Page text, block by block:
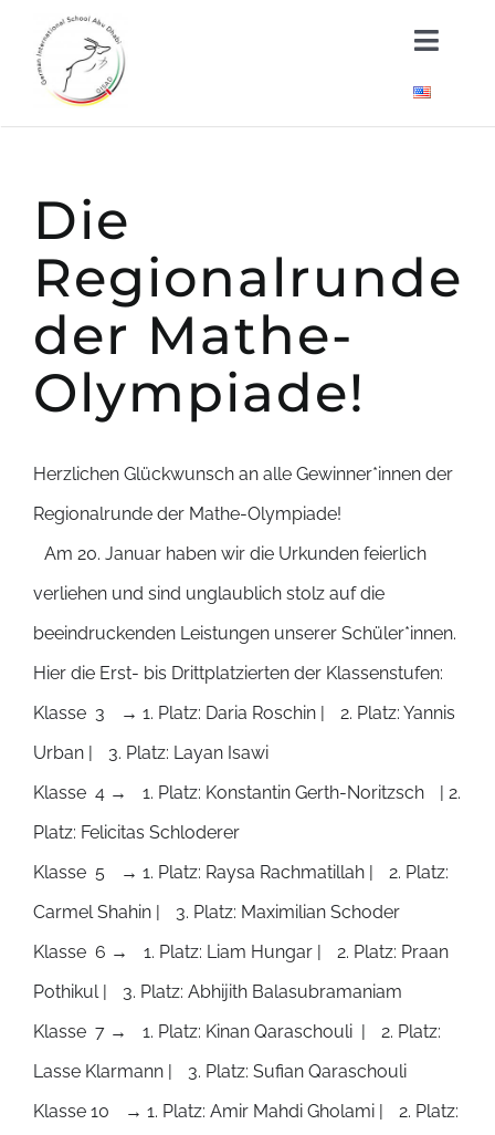
contentÜber uns
Neuigkeiten
Wichtige Dokumente
Die
Regionalrunde
der Mathe-
Olympiade!
Herzlichen Glückwunsch an alle Gewinner*innen der
Regionalrunde der Mathe-Olympiade!
Am 20. Januar haben wir die Urkunden feierlich
verliehen und sind unglaublich stolz auf die
beeindruckenden Leistungen unserer Schüler*innen.
Hier die Erst- bis Drittplatzierten der Klassenstufen:
Klasse 3 → 1. Platz: Daria Roschin | 2. Platz: Yannis
Urban | 3. Platz: Layan Isawi
Klasse 4 → 1. Platz: Konstantin Gerth-Noritzsch | 2.
Platz: Felicitas Schloderer
Klasse 5 → 1. Platz: Raysa Rachmatillah | 2. Platz:
Carmel Shahin | 3. Platz: Maximilian Schoder
Klasse 6 → 1. Platz: Liam Hungar | 2. Platz: Praan
Pothikul | 3. Platz: Abhijith Balasubramaniam
Klasse 7 → 1. Platz: Kinan Qaraschouli | 2. Platz:
Lasse Klarmann | 3. Platz: Sufian Qaraschouli
Klasse 10 → 1. Platz: Amir Mahdi Gholami | 2. Platz: